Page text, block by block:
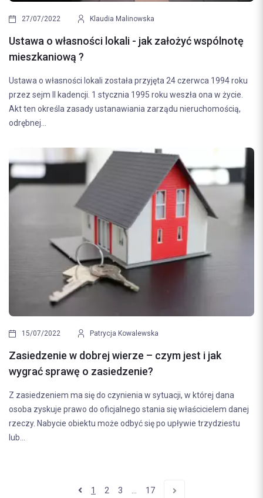
27/07/2022 Klaudia Malinowska
Ustawa o własności lokali - jak założyć wspólnotę
mieszkaniową ?
Ustawa o własności lokali została przyjęta 24 czerwca 1994 roku
przez sejm II kadencji. 1 stycznia 1995 roku weszła ona w życie.
Akt ten określa zasady ustanawiania zarządu nieruchomością,
odrębnej...
15/07/2022 Patrycja Kowalewska
Zasiedzenie w dobrej wierze – czym jest i jak
wygrać sprawę o zasiedzenie?
Z zasiedzeniem ma się do czynienia w sytuacji, w której dana
osoba zyskuje prawo do oficjalnego stania się właścicielem danej
rzeczy. Nabycie obiektu może odbyć się po upływie trzydziestu
lub...
1 2 3 17